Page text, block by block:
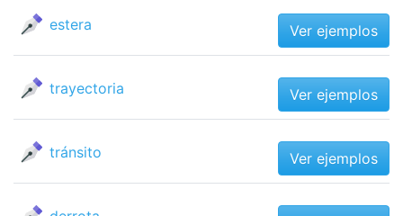
estera Ver ejemplos
trayectoria Ver ejemplos
tránsito Ver ejemplos